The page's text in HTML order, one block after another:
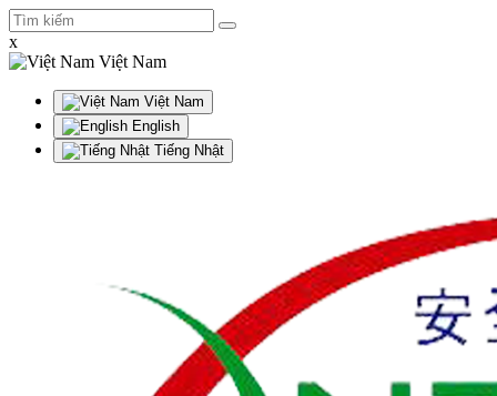
x
Việt Nam
Việt Nam
English
Tiếng Nhật